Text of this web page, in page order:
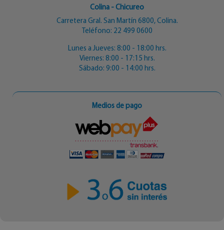
Colina - Chicureo
Carretera Gral. San Martín 6800, Colina.
Teléfono: 22 499 0600
Lunes a Jueves: 8:00 - 18:00 hrs.
Viernes: 8:00 - 17:15 hrs.
Sábado: 9:00 - 14:00 hrs.
Medios de pago